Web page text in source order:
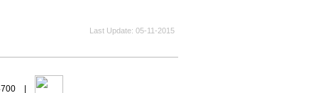
Last Update 05-11-2015
|